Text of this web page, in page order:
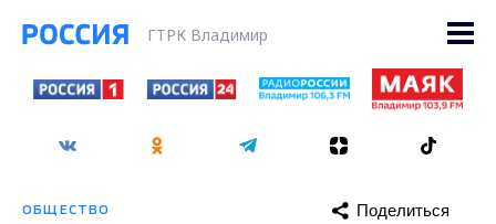
ГТРК Владимир
ОБЩЕСТВО Поделиться